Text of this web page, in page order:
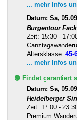
... mehr Infos
Datum: Sa,
Burgentour
Zeit: 15:30 -
Altersklasse: 45-
... mehr Infos
🟢 Findet garantiert
Datum: Sa,
Heidelberger
Zeit: 17:00 -
Premium